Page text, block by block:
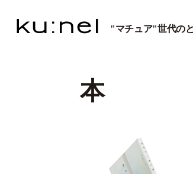
"マチュア"世代の
本